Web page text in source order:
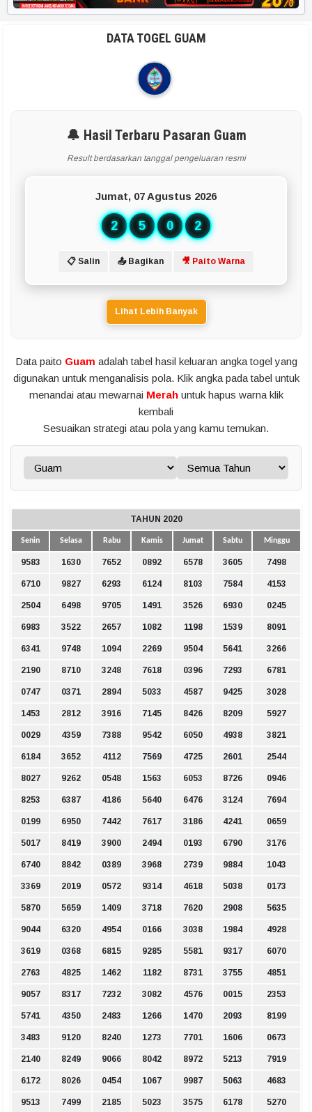
DATA TOGEL GUAM
🔔 Hasil Terbaru Pasaran Guam
Result berdasarkan tanggal pengeluaran resmi
Jumat, 07 Agustus 2026
2 5 0 2
📋 Salin 📤 Bagikan 🎥 Paito Warna
Lihat Lebih Banyak
Data paito Guam adalah tabel hasil keluaran angka togel yang
digunakan untuk menganalisis pola. Klik angka pada tabel untuk
menandai atau mewarnai Merahuntuk hapus warna klik
kembali
Sesuaikan strategi atau pola yang kamu temukan.
TAHUN 2020
Senin Selasa Rabu Kamis Jumat Sabtu Minggu
9583 1630 7652 0892 6578 3605 7498
6710 9827 6293 6124 8103 7584 4153
2504 6498 9705 1491 3526 6930 0245
6983 3522 2657 1082 1198 1539 8091
6341 9748 1094 2269 9504 5641 3266
2190 8710 3248 7618 0396 7293 6781
0747 0371 2894 5033 4587 9425 3028
1453 2812 3916 7145 8426 8209 5927
0029 4359 7388 9542 6050 4938 3821
6184 3652 4112 7569 4725 2601 2544
8027 9262 0548 1563 6053 8726 0946
8253 6387 4186 5640 6476 3124 7694
0199 6950 7442 7617 3186 4241 0659
5017 8419 3900 2494 0193 6790 3176
6740 8842 0389 3968 2739 9884 1043
3369 2019 0572 9314 4618 5038 0173
5870 5659 1409 3718 7620 2908 5635
9044 6320 4954 0166 3038 1984 4928
3619 0368 6815 9285 5581 9317 6070
2763 4825 1462 1182 8731 3755 4851
9057 8317 7232 3082 4576 0015 2353
5741 4350 2483 1266 1470 2093 8199
3483 9120 8240 1273 7701 1606 0673
2140 8249 9066 8042 8972 5213 7919
6172 8026 0454 1067 9987 5063 4683
9513 7499 2185 5023 3575 6178 5270